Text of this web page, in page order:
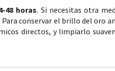
48 horas. Si necesitas otra
conservar el brillo del oro
directos, y limpiarlo